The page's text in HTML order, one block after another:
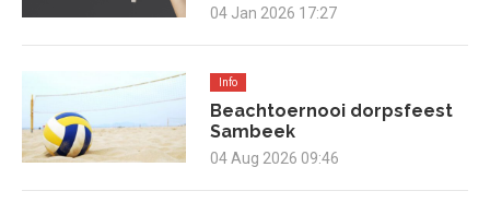
04 Jan 2026 17:27
Info
Beachtoernooi dorpsfeest
Sambeek
04 Aug 2026 09:46